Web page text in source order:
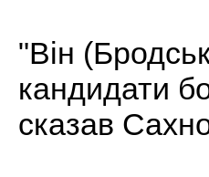
"Він
кандидати
сказав